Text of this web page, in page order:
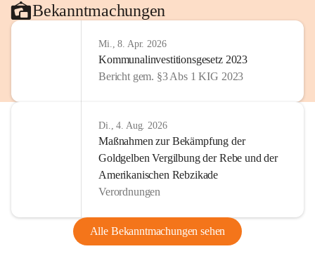
Bekanntmachungen
Mi., 8. Apr. 2026
Kommunalinvestitionsgesetz 2023
Bericht gem. §3 Abs 1 KIG 2023
Di., 4. Aug. 2026
Maßnahmen zur Bekämpfung der
Goldgelben Vergilbung der Rebe und der
Amerikanischen Rebzikade
Verordnungen
Alle Bekanntmachungen sehen